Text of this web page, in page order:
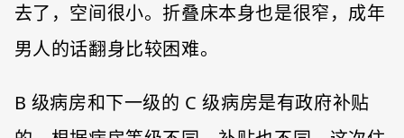
去了，空间很小。折叠床本身也是很窄，成年
男人的话翻身比较困难。
B 级病房和下一级的 C 级病房是有政府补贴